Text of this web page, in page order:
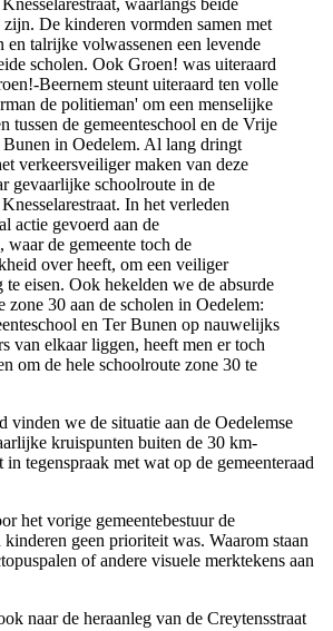
waarlangs beide
zijn. De kinderen vormden samen met
en talrijke volwassenen een levende
scholen. Ook Groen! was uiteraard
Beernem steunt uiteraard ten volle
de politieman' om een menselijke
tussen de gemeenteschool en de Vrije
Bunen in Oedelem. Al lang dringt
verkeersveiliger maken van deze
gevaarlijke schoolroute in de
In het verleden
actie gevoerd aan de
waar de gemeente toch de
over heeft, om een veiliger
eisen. Ook hekelden we de absurde
zone 30 aan de scholen in Oedelem:
en Ter Bunen op nauwelijks
van elkaar liggen, heeft men er toch
om de hele schoolroute zone 30 te
vinden we de situatie aan de Oedelemse
kruispunten buiten de 30 km-
tegenspraak met wat op de gemeenteraad
het vorige gemeentebestuur de
geen prioriteit was. Waarom staan
of andere visuele merktekens aan
naar de heraanleg van de Creytensstraat